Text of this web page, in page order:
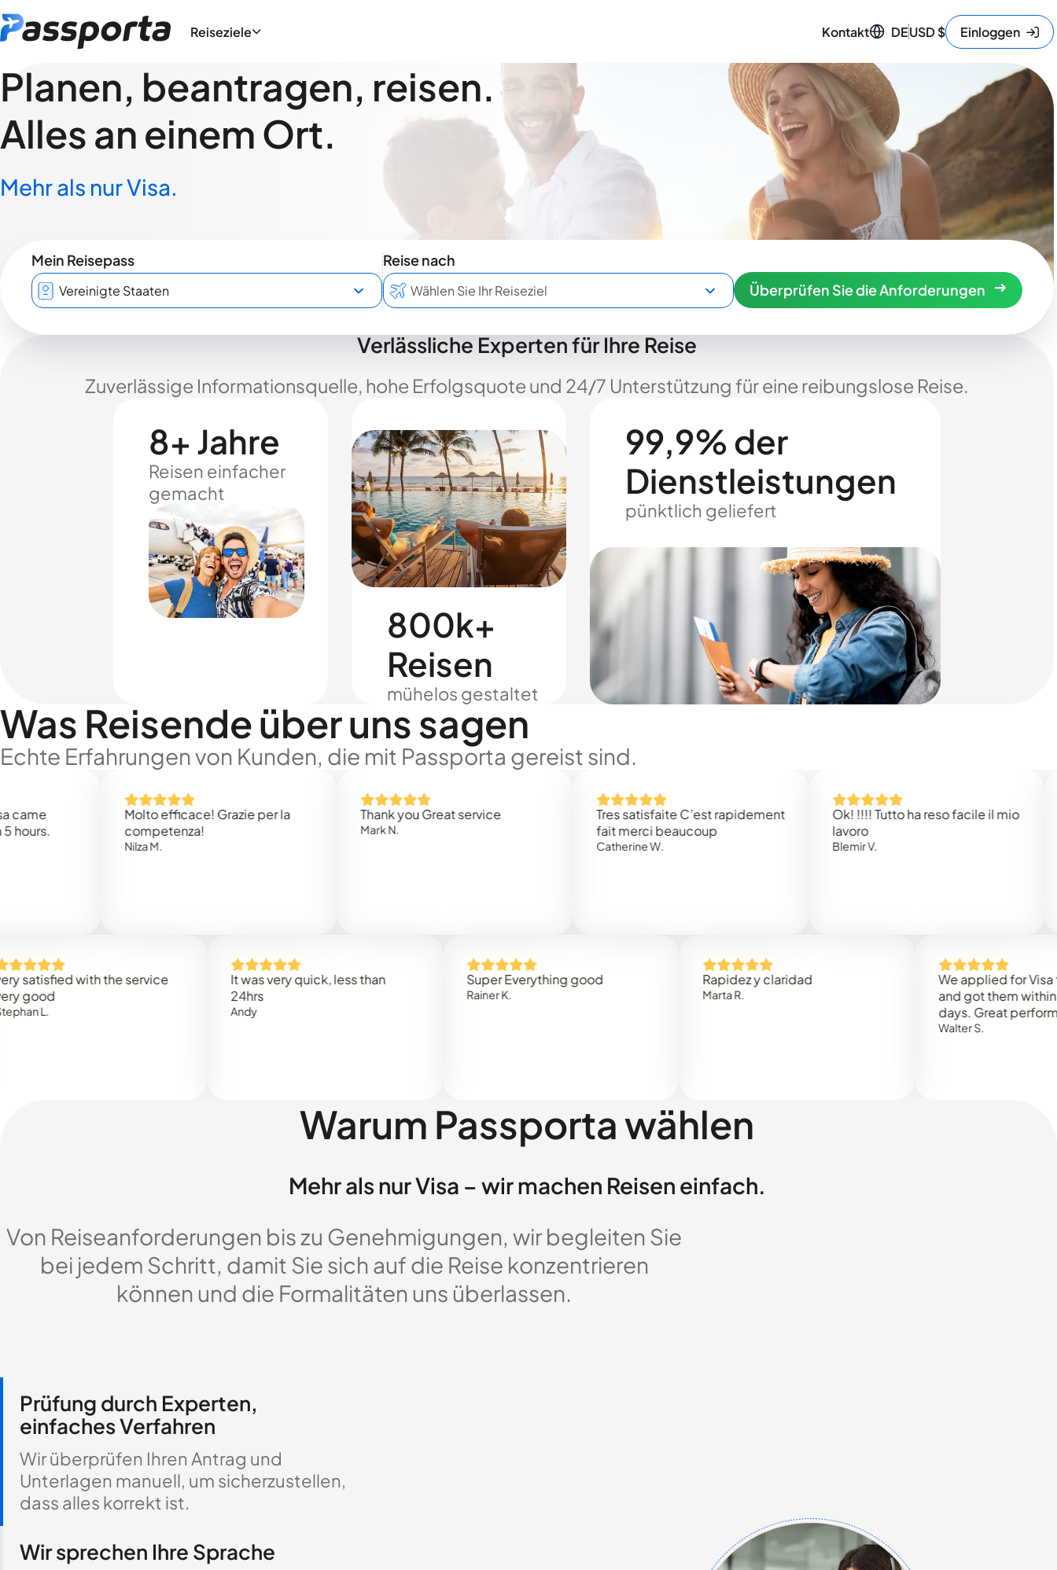
Reiseziele Kontakt DEUSD$ Einloggen
Planen, beantragen, reisen.
Alles an einem Ort.
Mehr als nur Visa.
Mein Reisepass
Reise nach
Überprüfen Sie die Anforderungen
Verlässliche Experten für Ihre Reise
Zuverlässige Informationsquelle, hohe Erfolgsquote und 24/7 Unterstützung für eine reibungslose Reise.
8+ Jahre
Reisen einfacher
gemacht
800k+
Reisen
mühelos gestaltet
99,9% der
Dienstleistungen
pünktlich geliefert
Was Reisende über uns sagen
Echte Erfahrungen von Kunden, die mit Passporta gereist sind.
Molto efficace! Grazie per la
competenza!
Thank you Great service
Tres satisfaite C’est rapidement
fait merci beaucoup
Catherine W.
Ok! !!!! Tutto ha reso facile il mio
Blemir V.
with the service
It was very quick, less than
Super Everything good
Rainer K.
Rapidez y claridad
We applied for Visa to
and got them within 3
days. Great performance!
Walter S.
Warum Passporta wählen
Mehr als nur Visa – wir machen Reisen einfach.
Von Reiseanforderungen bis zu Genehmigungen, wir begleiten Sie
bei jedem Schritt, damit Sie sich auf die Reise konzentrieren
können und die Formalitäten uns überlassen.
Prüfung durch Experten,
einfaches Verfahren
Wir überprüfen Ihren Antrag und
Unterlagen manuell, um sicherzustellen,
dass alles korrekt ist.
Wir sprechen Ihre Sprache